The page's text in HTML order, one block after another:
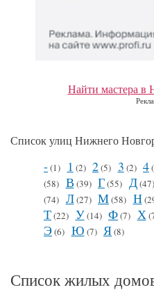
Найти мастера в
Список улиц Нижнего
-(1) 1 (2) 2(5) 3 (2) 4
(58) В(39) Г(55) Д(47)
(74) Л(27) М(58) Н
Т(22) У(14) Ф(7) Х
Э(6) Ю (7) Я(8)
Список жилых